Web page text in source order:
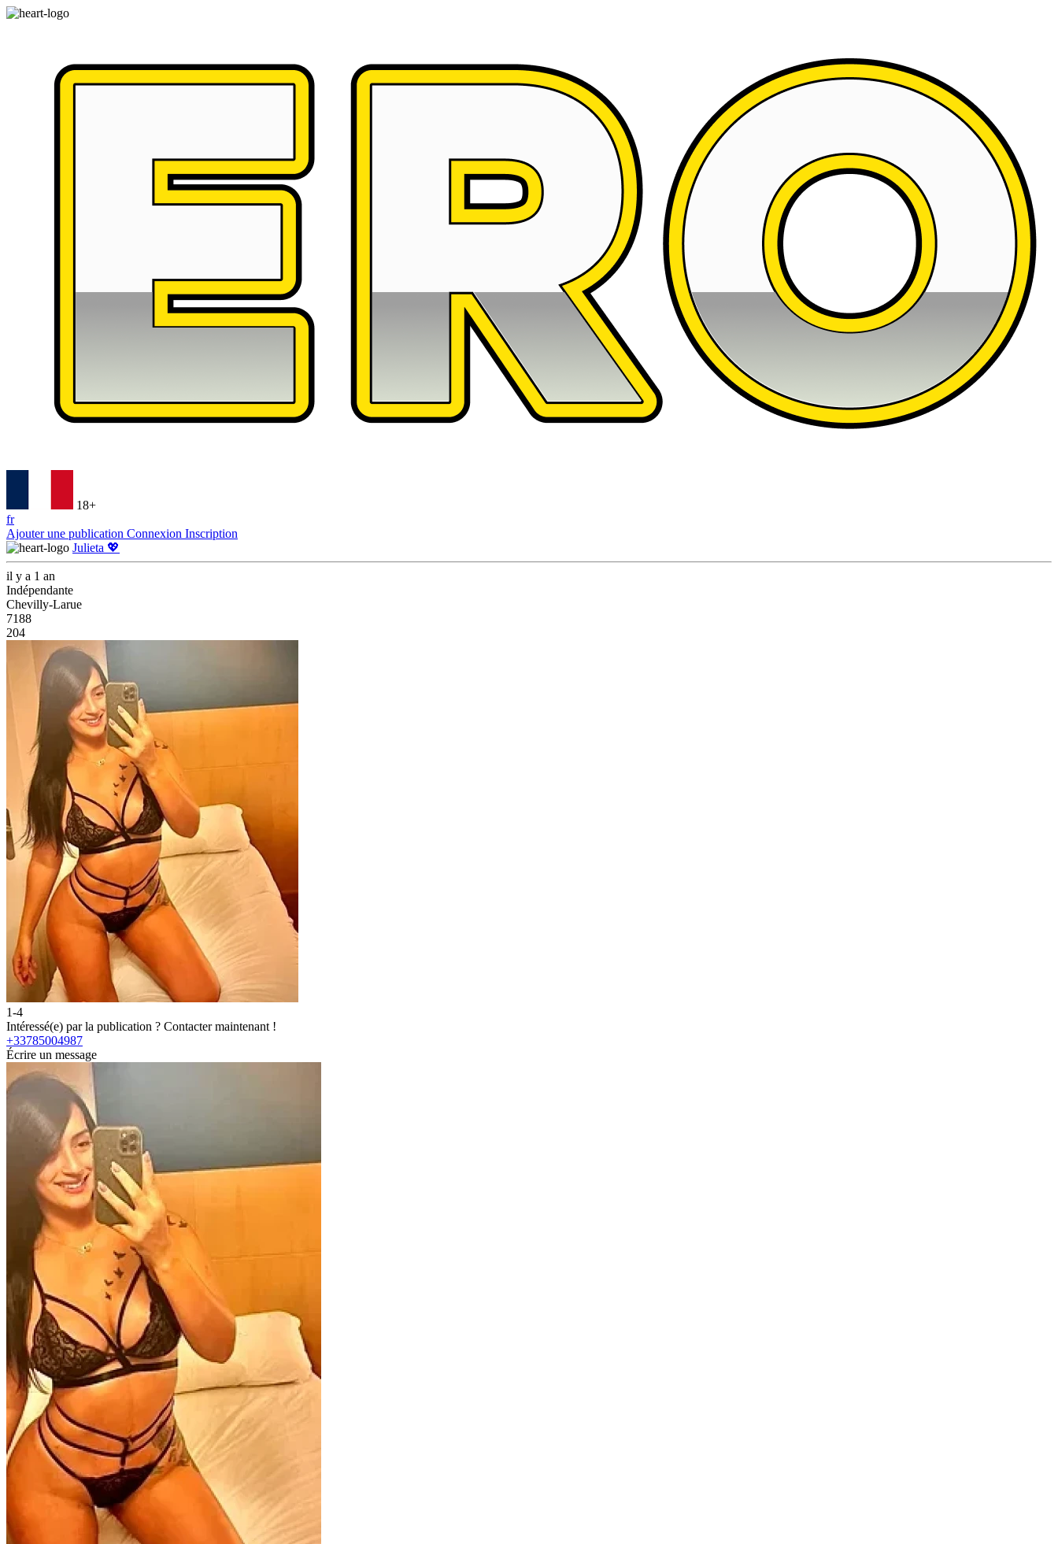
18+
fr
Ajouter une publication Connexion Inscription
Julieta 💖
il y a 1 an
Indépendante
Chevilly-Larue
7188
204
1-4
Intéressé(e) par la publication ? Contacter maintenant !
+33785004987
Écrire un message